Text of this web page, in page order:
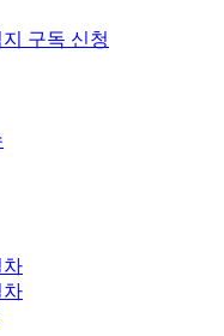
구독 신청
차
차